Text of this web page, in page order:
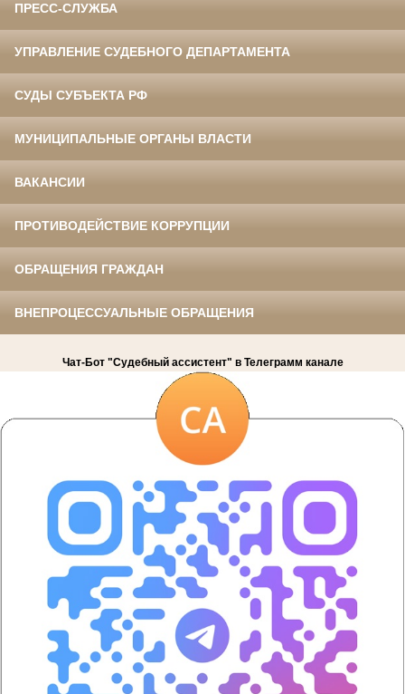
ПРЕСС-СЛУЖБА
УПРАВЛЕНИЕ СУДЕБНОГО ДЕПАРТАМЕНТА
СУДЫ СУБЪЕКТА РФ
МУНИЦИПАЛЬНЫЕ ОРГАНЫ ВЛАСТИ
ВАКАНСИИ
ПРОТИВОДЕЙСТВИЕ КОРРУПЦИИ
ОБРАЩЕНИЯ ГРАЖДАН
ВНЕПРОЦЕССУАЛЬНЫЕ ОБРАЩЕНИЯ
Чат-Бот "Судебный ассистент" в Телеграмм канале